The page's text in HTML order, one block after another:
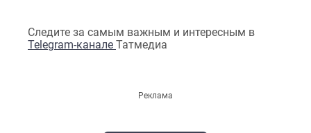
Следите за самым важным и интересным в
Telegram-канале Татмедиа
Реклама